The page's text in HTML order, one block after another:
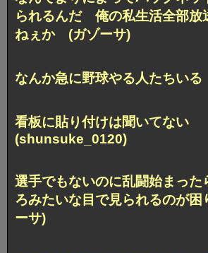
られるんだ 俺の私生活全部放
ねぇか (ガゾーサ)
なんか急に野球やる人たちい
看板に貼り付けは聞いてない
(shunsuke_0120)
選手でもないのに乱闘始まった
ろみたいな目で見られるのが
ーサ)